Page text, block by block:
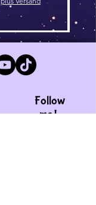
Follow
me !